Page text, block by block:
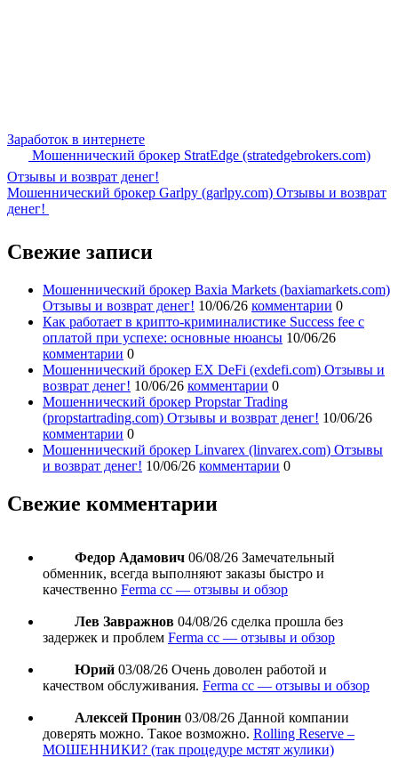
Заработок в интернете
Мошеннический брокер StratEdge (stratedgebrokers.com)
Отзывы и возврат денег!
Мошеннический брокер Garlpy (garlpy.com) Отзывы и возврат
денег!
Свежие записи
Мошеннический брокер Baxia Markets (baxiamarkets.com)
Отзывы и возврат денег! 10/06/26 комментарии 0
Как работает в крипто-криминалистике Success fee с
оплатой при успехе: основные нюансы 10/06/26
комментарии 0
Мошеннический брокер EX DeFi (exdefi.com) Отзывы и
возврат денег! 10/06/26 комментарии 0
Мошеннический брокер Propstar Trading
(propstartrading.com) Отзывы и возврат денег! 10/06/26
комментарии 0
Мошеннический брокер Linvarex (linvarex.com) Отзывы
и возврат денег! 10/06/26 комментарии 0
Свежие комментарии
Федор Адамович 06/08/26 Замечательный
обменник, всегда выполняют заказы быстро и
качественно Ferma cc — отзывы и обзор
Лев Завражнов 04/08/26 сделка прошла без
задержек и проблем Ferma cc — отзывы и обзор
Юрий 03/08/26 Очень доволен работой и
качеством обслуживания. Ferma cc — отзывы и обзор
Алексей Пронин 03/08/26 Данной компании
доверять можно. Такое возможно. Rolling Reserve –
МОШЕННИКИ? (так процедуре мстят жулики)